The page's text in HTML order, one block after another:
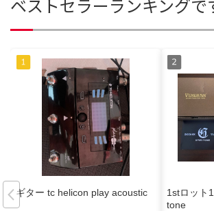
ベストセラーランキングで
ギター tc helicon play acoustic
1stロット
tone